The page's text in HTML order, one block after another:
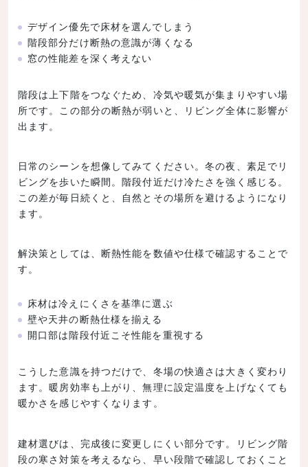
デザイン優先で床材を選んでしまう
階段部分だけ断熱の意識が薄くなる
窓の性能差を深く考えない
階段は上下階をつなぐため、冷気や暖気が集まりやすい場
所です。この部分の断熱が弱いと、リビング全体に影響が
出ます。
日常のシーンを想像してみてください。冬の夜、素足でリ
ビングを歩いた瞬間。階段付近だけ冷たさを強く感じる。
この差が毎日続くと、自然とその場所を避けるようになり
ます。
解決策としては、断熱性能を数値や仕様で確認することで
す。
床材は冷えにくさを基準に選ぶ
壁や天井の断熱仕様を揃える
開口部は階段付近こそ性能を重視する
こうした意識を持つだけで、冬場の快適さは大きく変わり
ます。暖房効率も上がり、無理に設定温度を上げなくても
暖かさを感じやすくなります。
建材選びは、完成後に変更しにくい部分です。リビング階
段の寒さ対策を考えるなら、早い段階で確認しておくこと